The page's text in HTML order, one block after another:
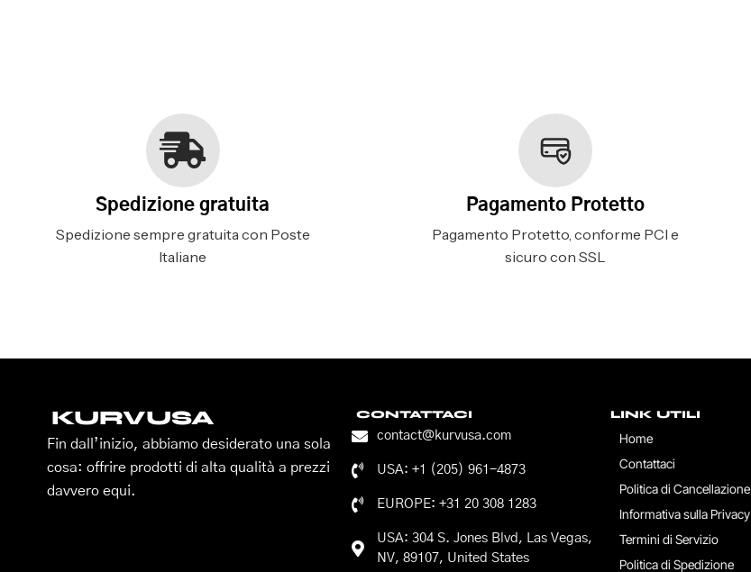
Spedizione gratuita
Spedizione sempre gratuita con Poste
Italiane
Pagamento Protetto
Pagamento Protetto, conforme PCI e
sicuro con SSL
KURVUSA
Fin dall’inizio, abbiamo desiderato una sola
cosa: offrire prodotti di alta qualità a prezzi
davvero equi.
CONTATTACI
contact@kurvusa.com
USA: +1 (205) 961-4873
EUROPE: +31 20 308 1283
USA: 304 S. Jones Blvd, Las Vegas,
NV, 89107, United States
LINK UTILI
Home
Contattaci
Politica di Cancellazione
Informativa sulla Privacy
Termini di Servizio
Politica di Spedizione